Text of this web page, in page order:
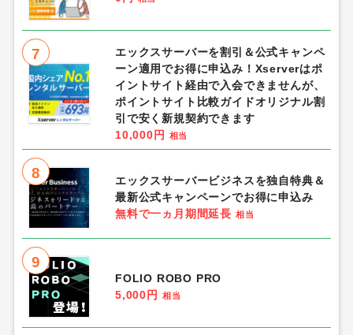
7
エックスサーバーを割引＆公式キャンペ
ーン適用でお得に申込み！Xserverはポ
イントサイト経由で入会できませんが、
ポイントサイト比較ガイドオリジナル割
引で安く新規契約できます
10,000円
相当
8
エックスサーバービジネスを独自特典＆
最新公式キャンペーンでお得に申込み
無料で一ヵ月期間延長 相当
9
FOLIO ROBO PRO
5,000円
相当